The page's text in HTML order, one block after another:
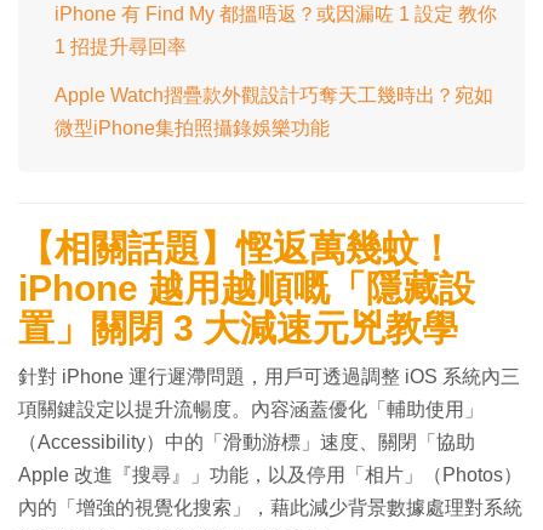
iPhone 有 Find My 都搵唔返？或因漏咗 1 設定 教你
1 招提升尋回率
Apple Watch摺疊款外觀設計巧奪天工幾時出？宛如
微型iPhone集拍照攝錄娛樂功能
【相關話題】慳返萬幾蚊！
iPhone 越用越順嘅「隱藏設
置」關閉 3 大減速元兇教學
針對 iPhone 運行遲滯問題，用戶可透過調整 iOS 系統內三
項關鍵設定以提升流暢度。內容涵蓋優化「輔助使用」
（Accessibility）中的「滑動游標」速度、關閉「協助
Apple 改進『搜尋』」功能，以及停用「相片」（Photos）
內的「增強的視覺化搜索」，藉此減少背景數據處理對系統